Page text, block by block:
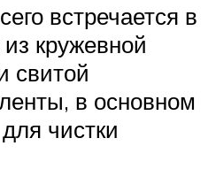
встречается в
кружевной
свитой
в основном
чистки